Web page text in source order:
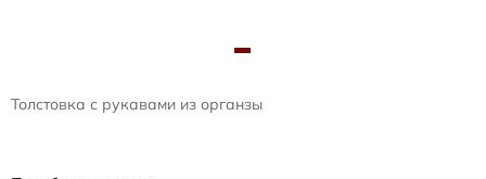
Толстовка с рукавами из органзы